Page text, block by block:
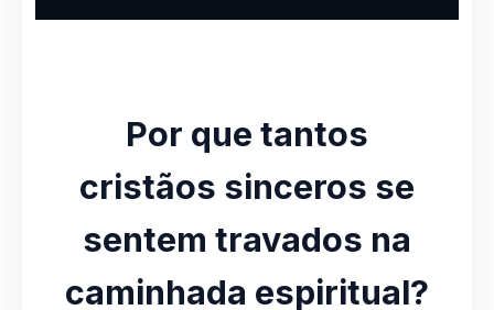
Por que tantos
cristãos sinceros se
sentem travados na
caminhada espiritual?